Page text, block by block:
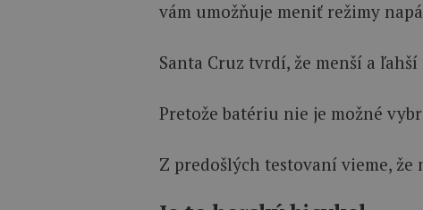
vám umožňuje meniť režimy
Santa Cruz tvrdí, že menší a
Pretože batériu nie je možné
Z predošlých testovaní vieme,